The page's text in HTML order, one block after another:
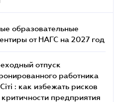
образовательные
от НАГС на 2027 год
отпуск
работника
: как избежать рисков
предприятия